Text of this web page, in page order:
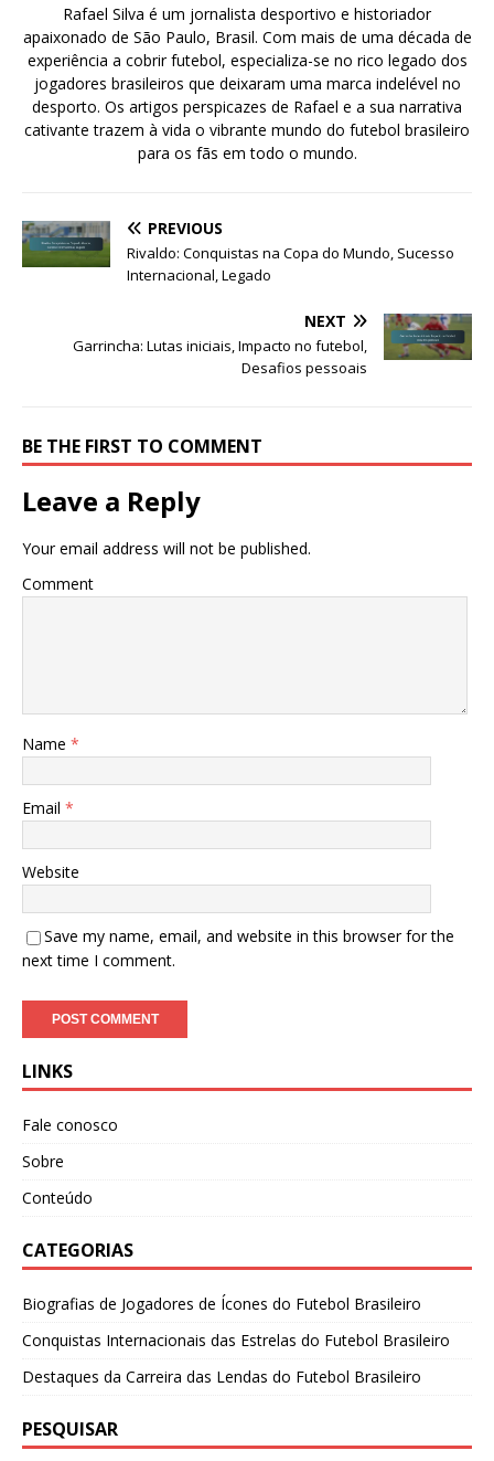
Rafael Silva é um jornalista desportivo e historiador
apaixonado de São Paulo, Brasil. Com mais de uma década de
experiência a cobrir futebol, especializa-se no rico legado dos
jogadores brasileiros que deixaram uma marca indelével no
desporto. Os artigos perspicazes de Rafael e a sua narrativa
cativante trazem à vida o vibrante mundo do futebol brasileiro
para os fãs em todo o mundo.
PREVIOUS
Rivaldo: Conquistas na Copa do Mundo, Sucesso
Internacional, Legado
NEXT
Garrincha: Lutas iniciais, Impacto no futebol,
Desafios pessoais
BE THE FIRST TO COMMENT
Leave a Reply
Your email address will not be published.
Comment
Name *
Email *
Website
Save my name, email, and website in this browser for the
next time I comment.
LINKS
Fale conosco
Sobre
Conteúdo
CATEGORIAS
Biografias de Jogadores de Ícones do Futebol Brasileiro
Conquistas Internacionais das Estrelas do Futebol Brasileiro
Destaques da Carreira das Lendas do Futebol Brasileiro
PESQUISAR